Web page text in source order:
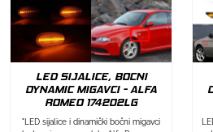
LED SIJALICE, BOCNI
DYNAMIC MIGAVCI - ALFA
ROMEO 174202LG
"LED sijalice i dinamički bočni migavci